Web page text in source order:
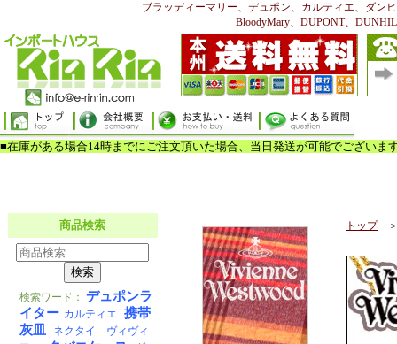
ブラッディーマリー、デュポン、カルティエ、ダン
BloodyMary、DUPONT、
トップ＞